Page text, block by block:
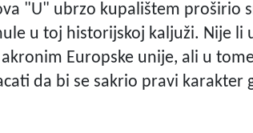
"U" ubrzo kupalištem proširio
u toj historijskoj kaljuži. Nije li
Europske unije, ali u
da bi se sakrio pravi karakter